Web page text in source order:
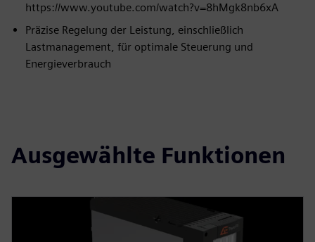
https://www.youtube.com/watch?v=8hMgk8nb6xA
Präzise Regelung der Leistung, einschließlich
Lastmanagement, für optimale Steuerung und
Energieverbrauch
Ausgewählte Funktionen